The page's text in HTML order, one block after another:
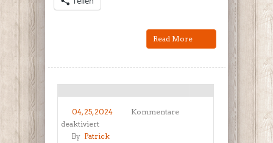
Read More
04, 25, 2024
Kommentare
deaktiviertfür
Sportlerehrung
By Patrick